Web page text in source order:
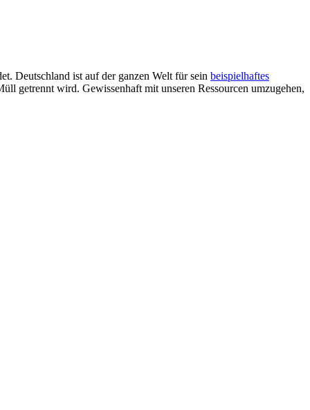
Deutschland ist auf der ganzen Welt für sein beispielhaftes
getrennt wird. Gewissenhaft mit unseren Ressourcen umzugehen,